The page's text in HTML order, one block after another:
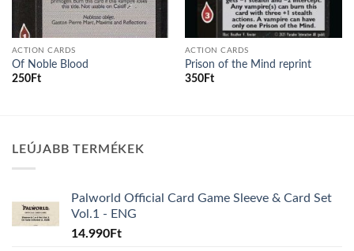
ACTION CARDS
Of Noble Blood
250Ft
ACTION CARDS
Prison of the Mind reprint
350Ft
LEÚJABB TERMÉKEK
Palworld Official Card Game Sleeve & Card Set
Vol.1 - ENG
14.990Ft